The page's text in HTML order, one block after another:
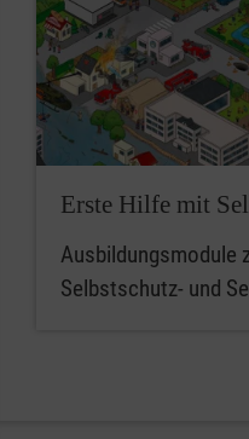
Erste Hilfe mit
Ausbildungsmodule
Selbstschutz- und